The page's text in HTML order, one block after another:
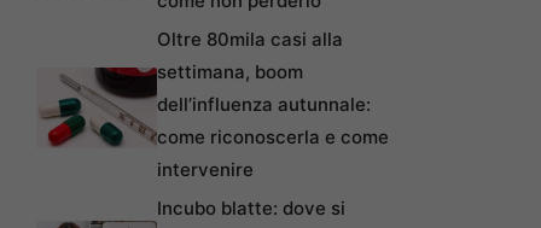
Oltre 80mila casi alla
settimana, boom
dell’influenza autunnale:
come riconoscerla e come
intervenire
Incubo blatte: dove si